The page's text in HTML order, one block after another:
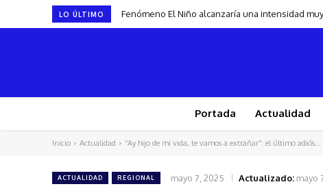
LO ÚLTIMO Fenómeno El Niño alcanzaría una intensidad
Portada Actualidad
Inicio Actualidad “Ay hijo de mi vida, te vamos a extrañar”: el último adiós...
ACTUALIDAD REGIONAL mayo 7, 2025 Actualizado: mayo